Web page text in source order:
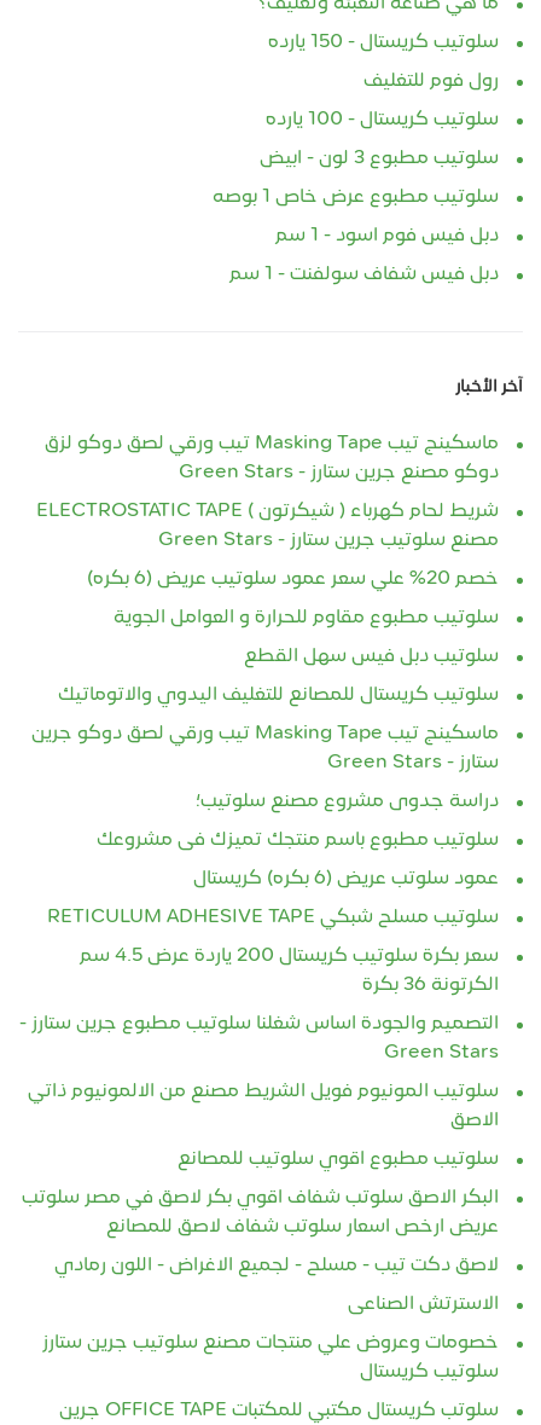
سلوتيب كريستال - 150 يارده
رول فوم للتغليف
سلوتيب كريستال - 100 يارده
سلوتيب مطبوع 3 لون - ابيض
سلوتيب مطبوع عرض خاص 1 بوصه
دبل فيس فوم اسود - 1 سم
دبل فيس شفاف سولفنت - 1 سم
آخر الأخبار
ماسكينج تيب Masking Tape تيب ورقي لصق دوكو لزق
دوكو مصنع جرين ستارز - Green Stars
شريط لحام كهرباء ( شيكرتون ) ELECTROSTATIC TAPE
مصنع سلوتيب جرين ستارز - Green Stars
خصم 20% علي سعر عمود سلوتيب عريض (6 بكره)
سلوتيب مطبوع مقاوم للحرارة و العوامل الجوية
سلوتيب دبل فيس سهل القطع
سلوتيب كريستال للمصانع للتغليف اليدوي والاتوماتيك
ماسكينج تيب Masking Tape تيب ورقي لصق دوكو جرين
ستارز - Green Stars
دراسة جدوى مشروع مصنع سلوتيب؛
سلوتيب مطبوع باسم منتجك تميزك فى مشروعك
عمود سلوتب عريض (6 بكره) كريستال
سلوتيب مسلح شبكي RETICULUM ADHESIVE TAPE
سعر بكرة سلوتيب كريستال 200 ياردة عرض 4.5 سم
الكرتونة 36 بكرة
التصميم والجودة اساس شغلنا سلوتيب مطبوع جرين ستارز -
Green Stars
سلوتيب المونيوم فويل الشريط مصنع من الالمونيوم ذاتي
الاصق
سلوتيب مطبوع اقوي سلوتيب للمصانع
البكر الاصق سلوتب شفاف اقوي بكر لاصق في مصر سلوتب
عريض ارخص اسعار سلوتب شفاف لاصق للمصانع
لاصق دكت تيب - مسلح - لجميع الاغراض - اللون رمادي
الاسترتش الصناعى
خصومات وعروض علي منتجات مصنع سلوتيب جرين ستارز
سلوتيب كريستال
سلوتب كريستال مكتبي للمكتبات OFFICE TAPE جرين